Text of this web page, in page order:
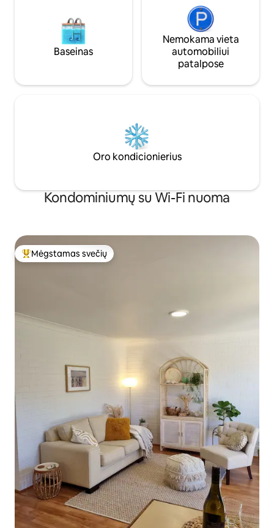
Baseinas
Nemokama vieta
automobiliui
patalpose
Oro kondicionierius
Kondominiumų su Wi-Fi nuoma
Svečių mėgstamiausias
Mėgstamas svečių